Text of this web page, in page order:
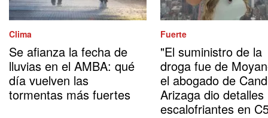
Clima
Se afianza la fecha de
lluvias en el AMBA: qué
día vuelven las
tormentas más fuertes
Fuerte
"El suministro de la
droga fue de
el abogado de
Arizaga dio detalles
escalofriantes en